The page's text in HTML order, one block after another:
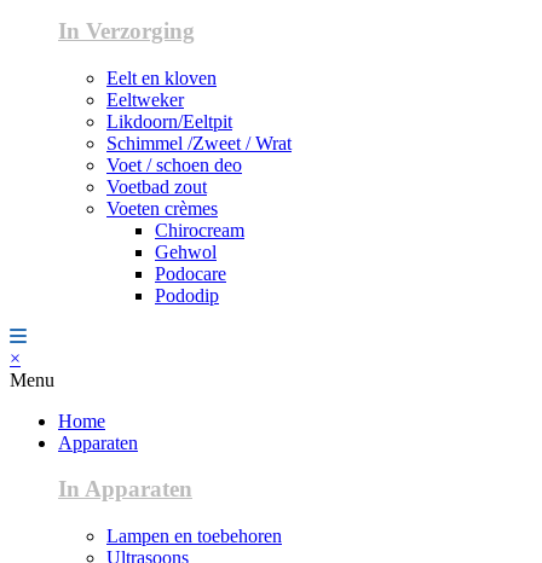
In Verzorging
Eelt en kloven
Eeltweker
Likdoorn/Eeltpit
Schimmel /Zweet / Wrat
Voet / schoen deo
Voetbad zout
Voeten crèmes
Chirocream
Gehwol
Podocare
Pododip
×
Menu
Home
Apparaten
In Apparaten
Lampen en toebehoren
Ultrasoons